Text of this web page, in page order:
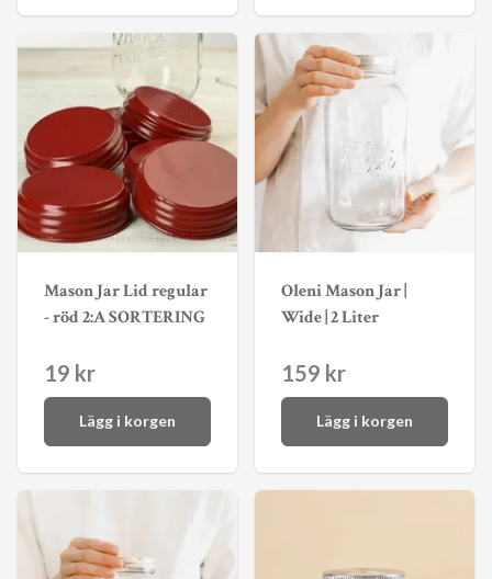
Mason Jar Lid regular
- röd 2:A SORTERING
19 kr
Lägg i korgen
Oleni Mason Jar |
Wide | 2 Liter
159 kr
Lägg i korgen